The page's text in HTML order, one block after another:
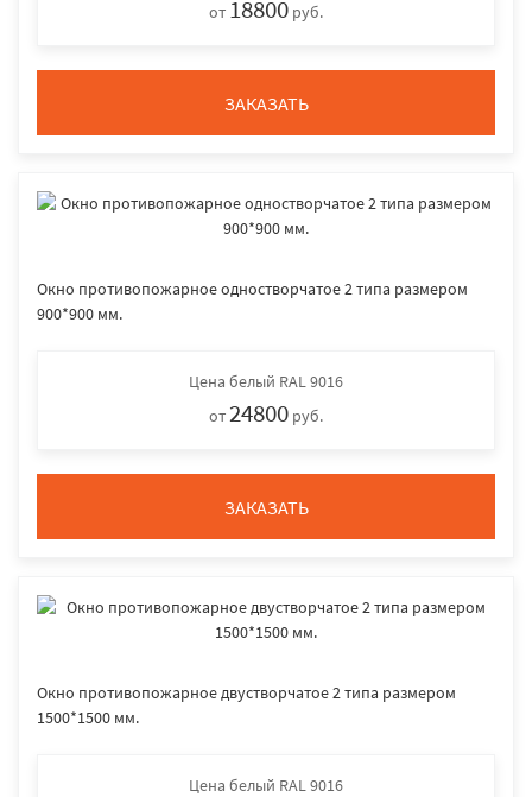
от 18800 руб.
ЗАКАЗАТЬ
Окно противопожарное одностворчатое 2 типа размером
900*900 мм.
Цена белый RAL 9016
от24800 руб.
ЗАКАЗАТЬ
Окно противопожарное двустворчатое 2 типа размером
1500*1500 мм.
Цена белый RAL 9016